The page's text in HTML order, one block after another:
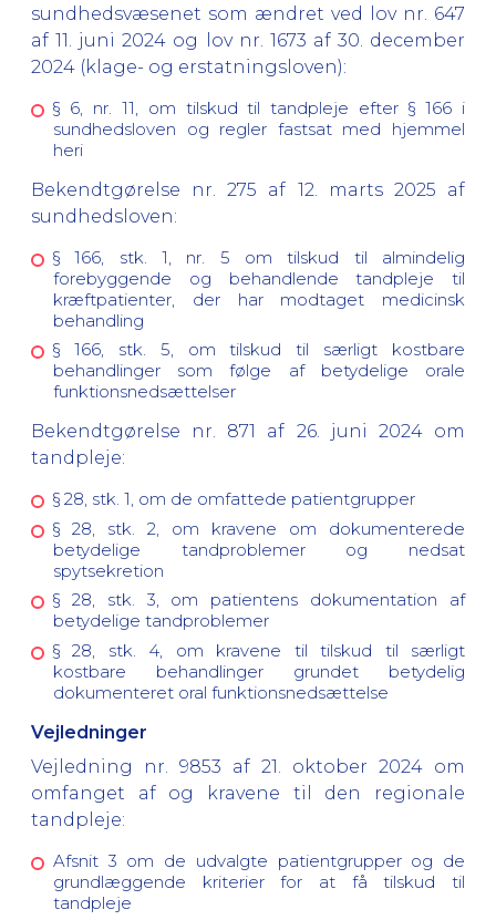
sundhedsvæsenet som ændret ved lov nr. 647
af 11. juni 2024 og lov nr. 1673 af 30. december
2024 (klage- og erstatningsloven):
§ 6, nr. 11, om tilskud til tandpleje efter § 166 i
sundhedsloven og regler fastsat med hjemmel
heri
Bekendtgørelse nr. 275 af 12. marts 2025 af
sundhedsloven:
§ 166, stk. 1, nr. 5 om tilskud til almindelig
forebyggende og behandlende tandpleje til
kræftpatienter, der har modtaget medicinsk
behandling
§ 166, stk. 5, om tilskud til særligt kostbare
behandlinger som følge af betydelige orale
funktionsnedsættelser
Bekendtgørelse nr. 871 af 26. juni 2024 om
tandpleje:
§ 28, stk. 1, om de omfattede patientgrupper
§ 28, stk. 2, om kravene om dokumenterede
betydelige tandproblemer og nedsat
spytsekretion
§ 28, stk. 3, om patientens dokumentation af
betydelige tandproblemer
§ 28, stk. 4, om kravene til tilskud til særligt
kostbare behandlinger grundet betydelig
dokumenteret oral funktionsnedsættelse
Vejledninger
Vejledning nr. 9853 af 21. oktober 2024 om
omfanget af og kravene til den regionale
tandpleje:
Afsnit 3 om de udvalgte patientgrupper og de
grundlæggende kriterier for at få tilskud til
tandpleje